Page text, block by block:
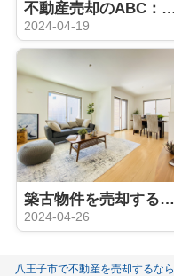
不動産売却のABC：押さえておきたい5つの基本
2024-04-19
築古物件を売却するときにリフォームは必要？
2024-04-26
八王子市で不動産を売却するな